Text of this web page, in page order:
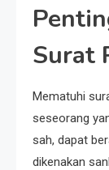
Surat
Mematuhi
seseorang
sah, dapat
dikenakan